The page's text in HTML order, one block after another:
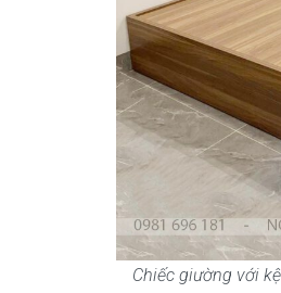
Chiếc giường với